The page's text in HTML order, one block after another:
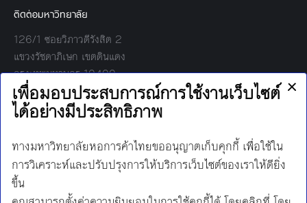
ติดต่อมหาวิทยาลัย
126/1 ซอยวิภาวดีรังสิต 2
แขวงรัชดาภิเษก เขตดินแดง
กรุงเทพมหานคร 10400
โทร:
02-697-6000
เวลาทำการ:
8.30 - 17.00
Find us on: